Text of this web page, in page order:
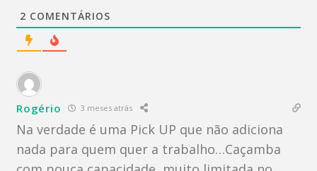
2 COMENTÁRIOS
Rogério 3 meses atrás
Na verdade é uma Pick UP que não adiciona
nada para quem quer a trabalho…Caçamba